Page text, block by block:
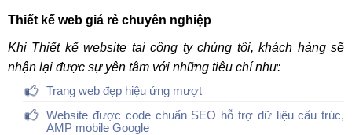
Thiết kế web giá rẻ chuyên nghiệp
Khi Thiết kế website tại công ty chúng tôi, khách hàng sẽ
nhận lại được sự yên tâm với những tiêu chí như:
Trang web đẹp hiệu ứng mượt
Website được code chuẩn SEO hỗ trợ dữ liệu cấu trúc,
AMP mobile Google